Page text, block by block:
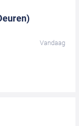
Vandaag